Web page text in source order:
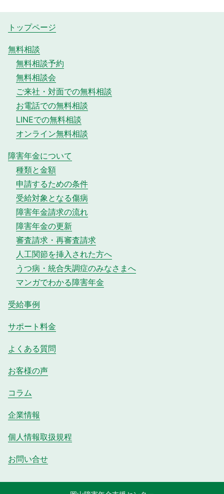
トップページ
無料相談
無料相談予約
無料相談会
ご来社・対面での無料相談
お電話での無料相談
LINEでの無料相談
オンライン無料相談
障害年金について
種類と金額
申請するための条件
受給対象となる傷病
障害年金請求の流れ
障害年金の更新
審査請求・再審査請求
人工関節を挿入された方へ
うつ病・統合失調症のみなさまへ
マンガでわかる障害年金
受給事例
サポート料金
よくある質問
お客様の声
コラム
企業情報
個人情報取扱規程
お問い合せ